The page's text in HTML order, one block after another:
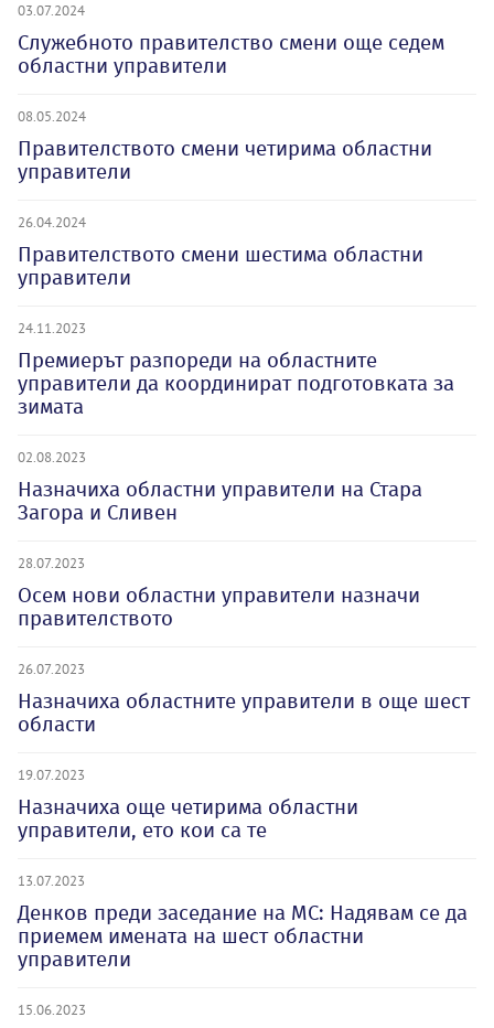
03.07.2024
Служебното правителство смени още седем
областни управители
08.05.2024
Правителството смени четирима областни
управители
26.04.2024
Правителството смени шестима областни
управители
24.11.2023
Премиерът разпореди на областните
управители да координират подготовката за
зимата
02.08.2023
Назначиха областни управители на Стара
Загора и Сливен
28.07.2023
Осем нови областни управители назначи
правителството
26.07.2023
Назначиха областните управители в още шест
области
19.07.2023
Назначиха още четирима областни
управители, ето кои са те
13.07.2023
Денков преди заседание на МС: Надявам се да
приемем имената на шест областни
управители
15.06.2023